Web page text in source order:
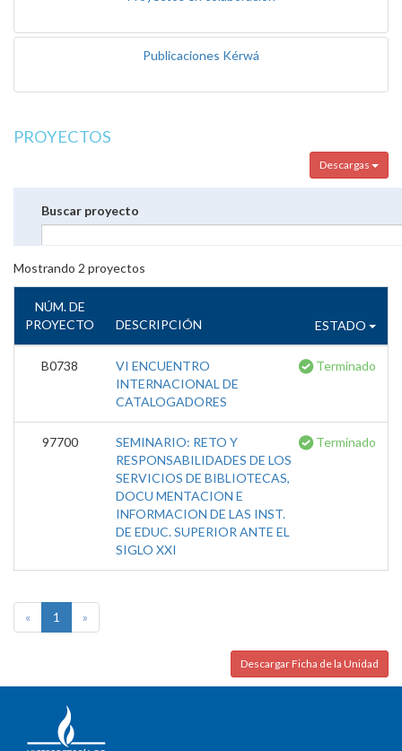
Publicaciones Kérwá
PROYECTOS
Descargas
Buscar proyecto
Mostrando 2 proyectos
NÚM. DE
PROYECTO
DESCRIPCIÓN ESTADO
B0738
VI ENCUENTRO
INTERNACIONAL DE
CATALOGADORES
Terminado
97700
SEMINARIO: RETO Y
RESPONSABILIDADES DE LOS
SERVICIOS DE BIBLIOTECAS,
DOCU MENTACION E
INFORMACION DE LAS INST.
DE EDUC. SUPERIOR ANTE EL
SIGLO XXI
Terminado
« 1 »
Descargar Ficha de la Unidad